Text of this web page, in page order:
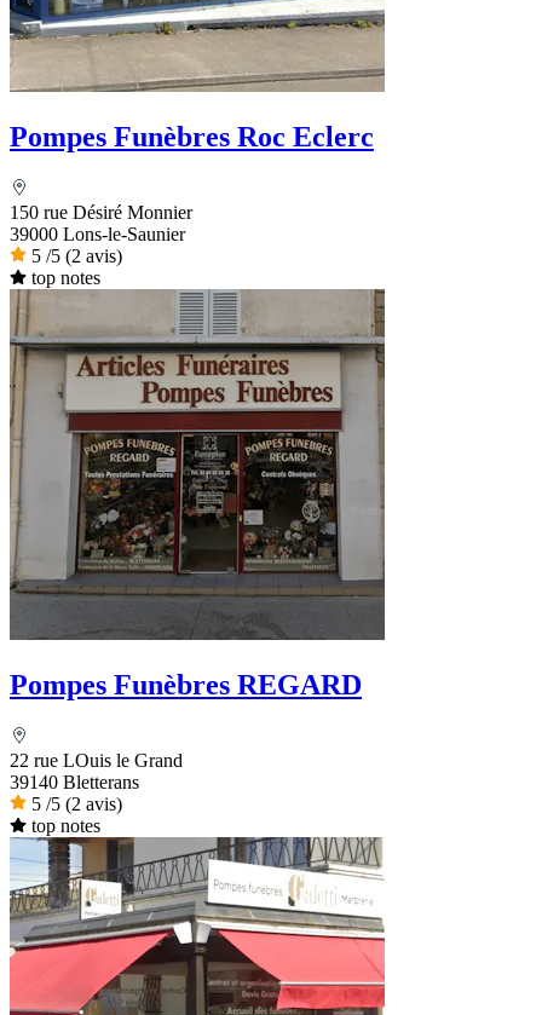
Pompes Funèbres Roc Eclerc
150 rue Désiré Monnier
39000 Lons-le-Saunier
5 /5 (2 avis)
top notes
Pompes Funèbres REGARD
22 rue LOuis le Grand
39140 Bletterans
5 /5 (2 avis)
top notes